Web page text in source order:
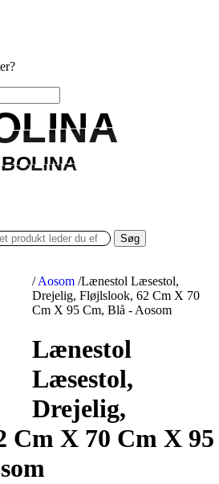
BOLINA
BOLINA
Søg
/ Aosom /Lænestol Læsestol,
Drejelig, Fløjlslook, 62 Cm X 70
Cm X 95 Cm, Blå - Aosom
Lænestol
Læsestol,
Drejelig,
Cm X 70 Cm X 95